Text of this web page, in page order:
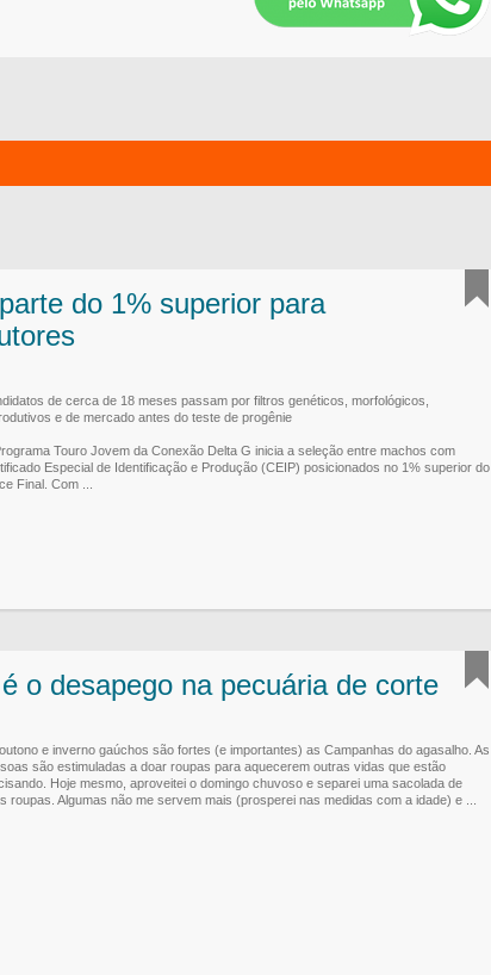
do 1% superior para
de cerca de 18 meses passam por filtros genéticos, morfológicos,
e de mercado antes do teste de progênie
Touro Jovem da Conexão Delta G inicia a seleção entre machos com
Especial de Identificação e Produção (CEIP) posicionados no 1% superior do
Final. Com ...
o desapego na pecuária de corte
e inverno gaúchos são fortes (e importantes) as Campanhas do agasalho. As
são estimuladas a doar roupas para aquecerem outras vidas que estão
Hoje mesmo, aproveitei o domingo chuvoso e separei uma sacolada de
roupas. Algumas não me servem mais (prosperei nas medidas com a idade) e ...